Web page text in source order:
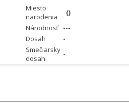
Miesto
narodenia
()
Národnosť ---
Dosah
-
Smečiarsky
dosah
-